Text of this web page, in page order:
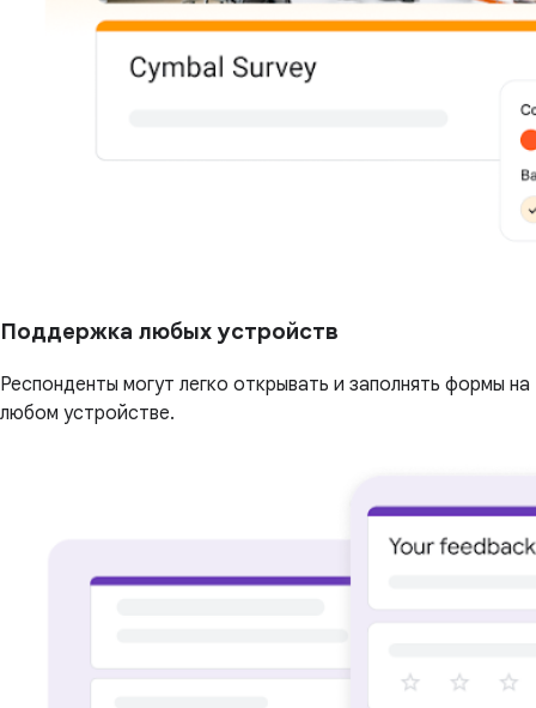
Поддержка любых устройств
Респонденты могут легко открывать и заполнять формы на
любом устройстве.